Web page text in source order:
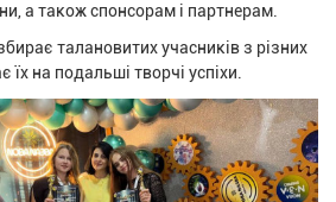
а також спонсорам і партнерам.
талановитих учасників з різних
їх на подальші творчі успіхи.